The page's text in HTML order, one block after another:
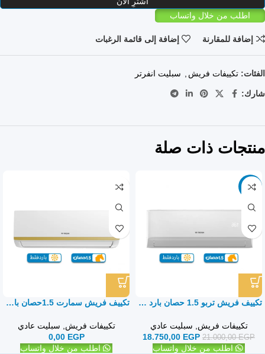
اطلب من خلال واتساب
إضافة للمقارنة إضافة إلى قائمة الرغبات
الفئات: تكييفات فريش , سبليت انفرتر
شارك:
منتجات ذات صلة
-11%
تكييف فريش تربو 1.5 حصان بارد فقط – سبليت
تكييفات فريش, سبليت عادي
21.000,00EGP
18.750,00 EGP
اطلب من خلال واتساب
تكييف فريش سمارت 1.5حصان بارد فقط – سبليت
تكييفات فريش, سبليت عادي
0,00 EGP
اطلب من خلال واتساب